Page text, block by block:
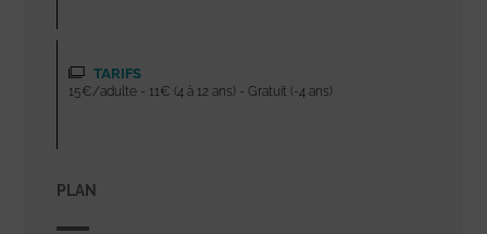
TARIFS
15€/adulte - 11€ (4 à 12 ans) - Gratuit (-4 ans)
PLAN